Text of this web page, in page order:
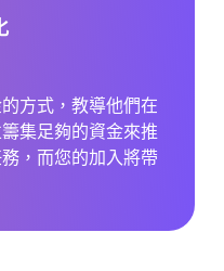
方式，教導他們在
集足夠的資金來推
，而您的加入將帶